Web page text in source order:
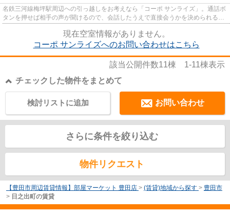
名鉄三河線梅坪駅周辺への引っ越しをお考えなら「コーポ サンライズ」。通話ボ
タンを押せば相手の声が聞けるので、会話したうえで直接会うかを決められるイ
現在空室情報がありません。
コーポ サンライズへのお問い合わせはこちら
該当公開件数11棟 1-11棟表示
チェックした物件をまとめて
お問い合わせ
検討リストに追加
さらに条件を絞り込む
物件リクエスト
【豊田市周辺賃貸情報】部屋マーケット 豊田店 > (賃貸)地域から探す > 豊田市
> 日之出町の賃貸